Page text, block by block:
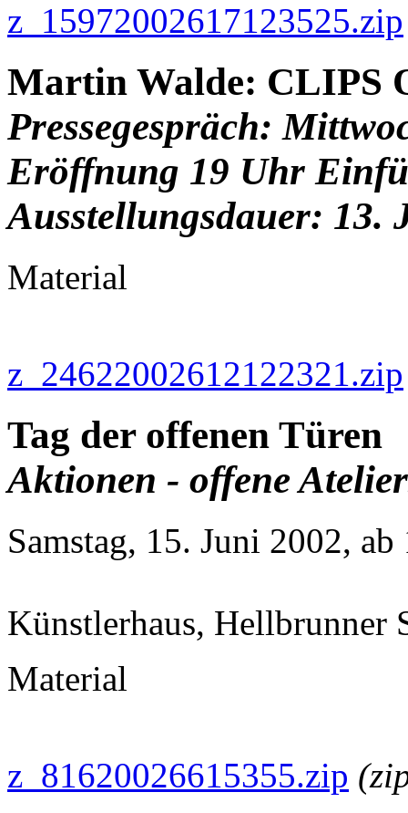
z_15972002617123525.zip
Martin Walde: CLIPS
Pressegespräch:
Eröffnung 19 Uhr
Ausstellungsdauer: 13.
Material
z_24622002612122321.zip
Tag der offenen Türen
Aktionen - offene
Samstag, 15. Juni 2002,
Künstlerhaus,
Material
z_81620026615355.zip